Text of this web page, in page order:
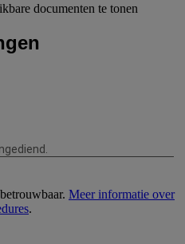
documenten te tonen
Meer informatie over
.